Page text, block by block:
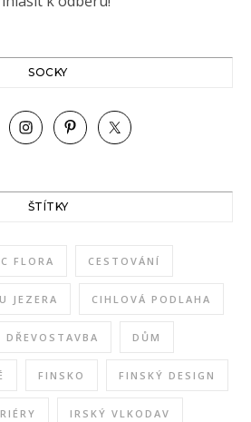
SOCKY
ŠTÍTKY
FLORA CESTOVÁNÍ
JEZERA CIHLOVÁ PODLAHA
DŘEVOSTAVBA DŮM
FINSKO FINSKÝ DESIGN
IRSKÝ VLKODAV